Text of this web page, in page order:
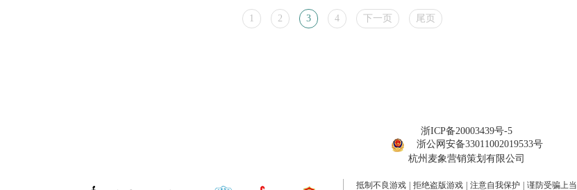
1 2 3 4 下一页 尾页
浙ICP备20003439号-5
浙公网安备33011002019533号
杭州麦象营销策划有限公司
抵制不良游戏 拒绝盗版游戏 注意自我保护 谨防受骗上当